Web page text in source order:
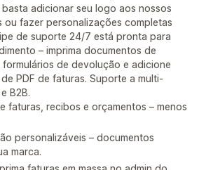
adicionar seu logo aos nossos
ou fazer personalizações completas
de suporte 24/7 está pronta para
– imprima documentos de
de devolução e adicione
PDF de faturas. Suporte a multi-
B2B.
faturas, recibos e orçamentos – menos
personalizáveis – documentos
marca.